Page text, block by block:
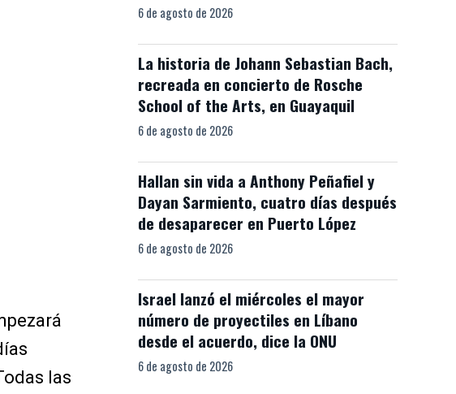
las
6 de agosto de 2026
La historia de Johann Sebastian Bach,
recreada en concierto de Rosche
School of the Arts, en Guayaquil
6 de agosto de 2026
Hallan sin vida a Anthony Peñafiel y
Dayan Sarmiento, cuatro días después
de desaparecer en Puerto López
6 de agosto de 2026
Israel lanzó el miércoles el mayor
número de proyectiles en Líbano
desde el acuerdo, dice la ONU
6 de agosto de 2026